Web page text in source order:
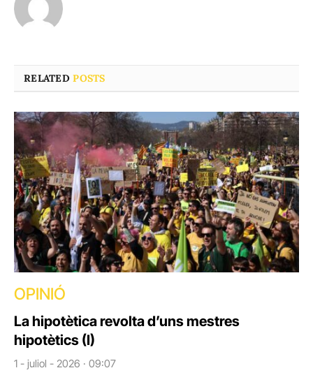
RELATEDPOSTS
OPINIÓ
La hipotètica revolta d’uns mestres
hipotètics (I)
1 - juliol - 2026 · 09:07